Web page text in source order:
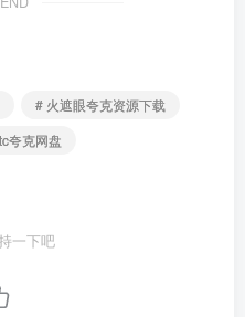
# 火遮眼夸克资源下载
夸克网盘
一下吧